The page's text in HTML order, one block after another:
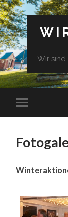
Wir